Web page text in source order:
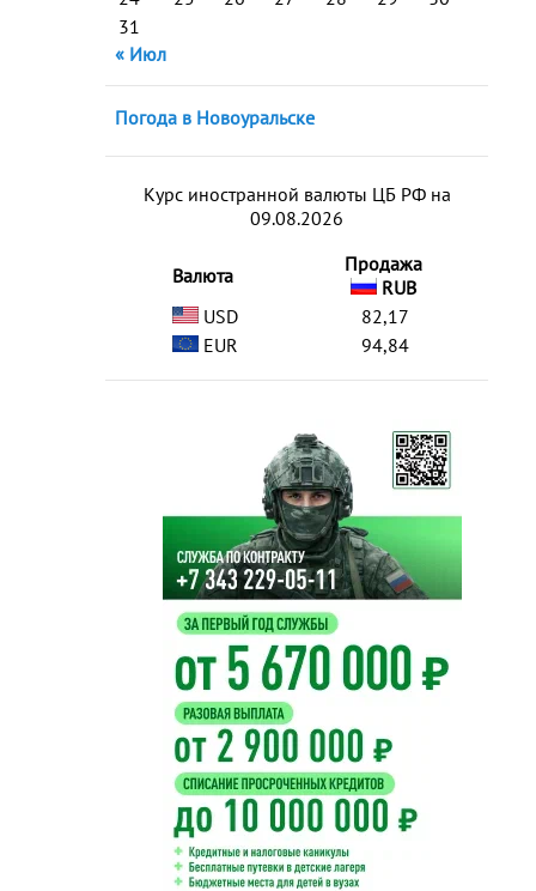
31
« Июл
Погода в Новоуральске
Курс иностранной валюты ЦБ РФ на
09.08.2026
Валюта
Продажа
RUB
USD
82,17
EUR
94,84